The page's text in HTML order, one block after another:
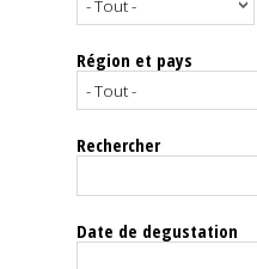
Notes
dégustation
Le
magazine
Région et pays
Rechercher
Date de degustation